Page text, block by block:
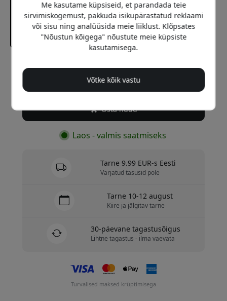
Soovitatav hind
54.99 EUR
Osta nüüd
Laos - valmis saatmiseks
Tarne 9.99 EUR-s Eesti
Varjatud tasusid pole
Tarne 10-12 august
Kiire ja jälgitav tarne
30-päevane tagastusõigus
Lihtne tagastus - ilma vaevata
Turvalised maksed krüptimisega
Me kasutame küpsiseid, et parandada teie
sirvimiskogemust, pakkuda isikupärastatud reklaami
või sisu ning analüüsida meie liiklust. Klõpsates
"Nõustun kõigega" nõustute meie küpsiste
kasutamisega.
Võtke kõik vastu